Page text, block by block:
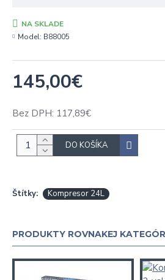
145,00€
Bez DPH: 117,89€
NA SKLADE
Model: B88005
DO KOŠÍKA
Štítky: Kompresor 24L
PRODUKTY ROVNAKEJ